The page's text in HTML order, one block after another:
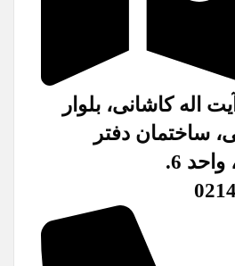
اله کاشانی، بلوار
ساختمان دفتر
خدمات قضایی، واحد 6.